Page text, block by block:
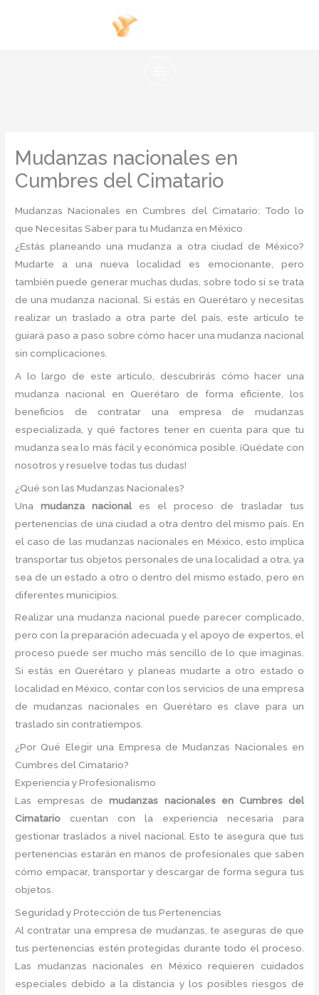
Mudanzas nacionales en
Cumbres del Cimatario
Mudanzas Nacionales en Cumbres del Cimatario: Todo lo
que Necesitas Saber para tu Mudanza en México
¿Estás planeando una mudanza a otra ciudad de México?
Mudarte a una nueva localidad es emocionante, pero
también puede generar muchas dudas, sobre todo si se trata
de una mudanza nacional. Si estás en Querétaro y necesitas
realizar un traslado a otra parte del país, este artículo te
guiará paso a paso sobre cómo hacer una mudanza nacional
sin complicaciones.
A lo largo de este artículo, descubrirás cómo hacer una
mudanza nacional en Querétaro de forma eficiente, los
beneficios de contratar una empresa de mudanzas
especializada, y qué factores tener en cuenta para que tu
mudanza sea lo más fácil y económica posible. ¡Quédate con
nosotros y resuelve todas tus dudas!
¿Qué son las Mudanzas Nacionales?
Unamudanza nacional es el proceso de trasladar tus
pertenencias de una ciudad a otra dentro del mismo país. En
el caso de las mudanzas nacionales en México, esto implica
transportar tus objetos personales de una localidad a otra, ya
sea de un estado a otro o dentro del mismo estado, pero en
diferentes municipios.
Realizar una mudanza nacional puede parecer complicado,
pero con la preparación adecuada y el apoyo de expertos, el
proceso puede ser mucho más sencillo de lo que imaginas.
Si estás en Querétaro y planeas mudarte a otro estado o
localidad en México, contar con los servicios de una empresa
de mudanzas nacionales en Querétaro es clave para un
traslado sin contratiempos.
¿Por Qué Elegir una Empresa de Mudanzas Nacionales en
Cumbres del Cimatario?
Experiencia y Profesionalismo
Las empresas demudanzas nacionales en Cumbres del
Cimatario cuentan con la experiencia necesaria para
gestionar traslados a nivel nacional. Esto te asegura que tus
pertenencias estarán en manos de profesionales que saben
cómo empacar, transportar y descargar de forma segura tus
objetos.
Seguridad y Protección de tus Pertenencias
Al contratar una empresa de mudanzas, te aseguras de que
tus pertenencias estén protegidas durante todo el proceso.
Las mudanzas nacionales en México requieren cuidados
especiales debido a la distancia y los posibles riesgos de